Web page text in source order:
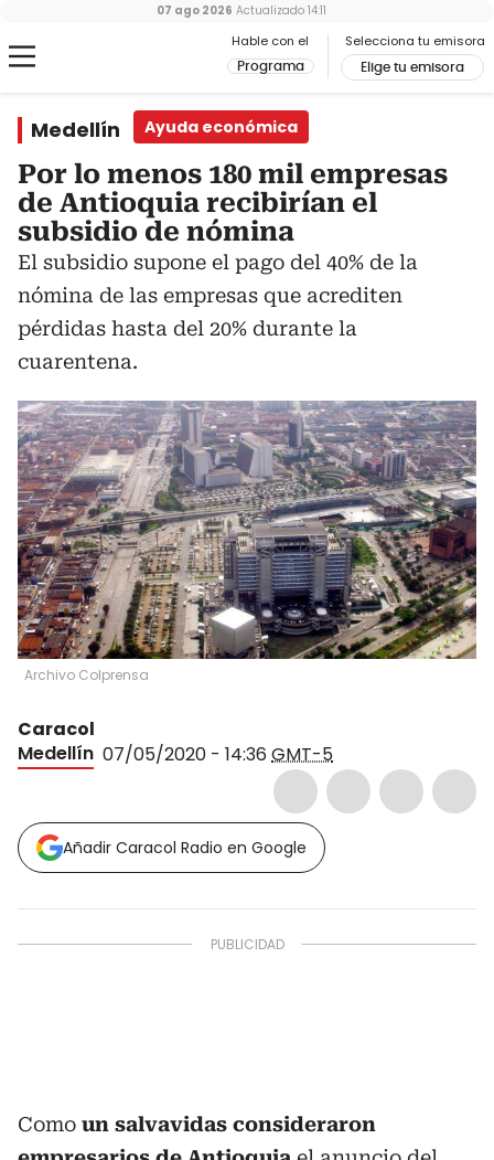
Hable con el
Programa
Selecciona tu emisora
Elige tu emisora
07 ago 2026 Actualizado 14:11
Medellín Ayuda económica
Por lo menos 180 mil empresas
de Antioquia recibirían el
subsidio de nómina
El subsidio supone el pago del 40% de la
nómina de las empresas que acrediten
pérdidas hasta del 20% durante la
cuarentena.
Archivo Colprensa
Caracol
Medellín 07/05/2020 - 14:36 GMT-5
Añadir Caracol Radio en Google
Como un salvavidas consideraron